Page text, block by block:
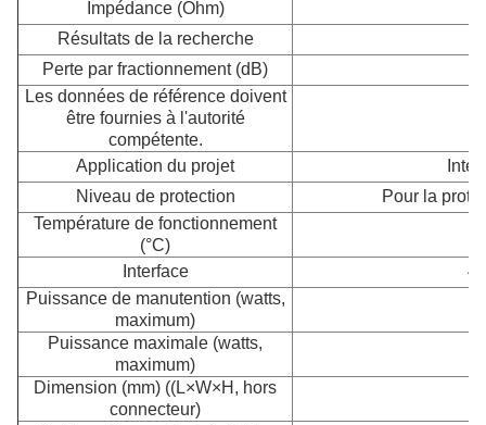
Impédance (Ohm)
Résultats de la recherche
Perte par fractionnement (dB)
Les données de référence doivent
être fournies à l'autorité
compétente.
Application du projet
Niveau de protection
Pour la
Température de fonctionnement
(°C)
Interface
Puissance de manutention (watts,
maximum)
Puissance maximale (watts,
maximum)
Dimension (mm) ((L×W×H, hors
connecteur)